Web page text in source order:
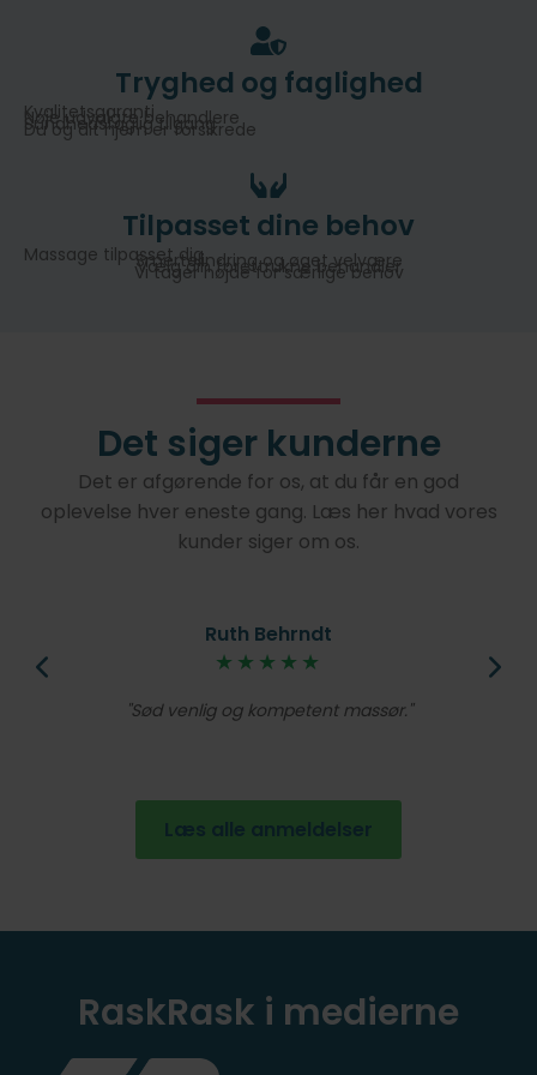
Tryghed og faglighed
Kvalitetsgaranti
Nøje udvalgte behandlere
Sundhedsfaglig tilgang
Du og dit hjem er forsikrede
Tilpasset dine behov
Massage tilpasset digSmertelindring og øget velvære
Vælg din forettrukne behandler
Vi tager højde for særlige behov
Det siger kunderne
Det er afgørende for os, at du får en god
oplevelse hver eneste gang. Læs her hvad vores
kunder siger om os.
Ruth Behrndt
★★★★★
Sød venlig og kompetent massør.
Læs alle anmeldelser
RaskRask i medierne